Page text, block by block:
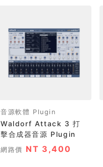
音源軟體 Plugin
Waldorf Attack 3 打
擊合成器音源 Plugin
網路價 NT 3,400